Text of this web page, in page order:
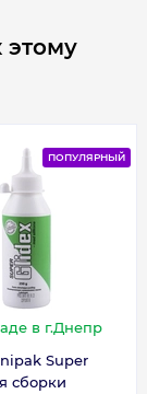
этому
ПОПУЛЯРНЫЙ
в г.Днепр
Super
сборки